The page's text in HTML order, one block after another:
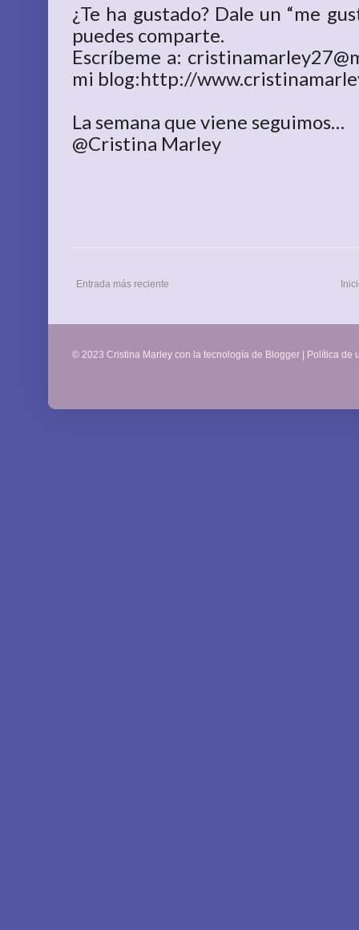
¿Te ha gustado? Dale un “me
puedes comparte.
Escríbeme a:
mi blog:http://
La semana que viene seguimos…
@Cristina Marley
Entrada más reciente
© 2023 Cristina Marley con la tecnología de Blogger | Política de